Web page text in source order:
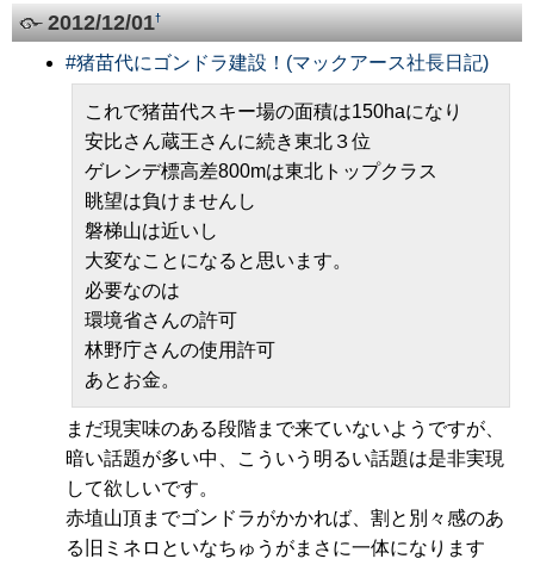
2012/12/01†
#猪苗代にゴンドラ建設！(マックアース社長日記)
これで猪苗代スキー場の面積は150haになり
安比さん蔵王さんに続き東北３位
ゲレンデ標高差800mは東北トップクラス
眺望は負けませんし
磐梯山は近いし
大変なことになると思います。
必要なのは
環境省さんの許可
林野庁さんの使用許可
あとお金。
まだ現実味のある段階まで来ていないようですが、
暗い話題が多い中、こういう明るい話題は是非実現
して欲しいです。
赤埴山頂までゴンドラがかかれば、割と別々感のあ
る旧ミネロといなちゅうがまさに一体になります